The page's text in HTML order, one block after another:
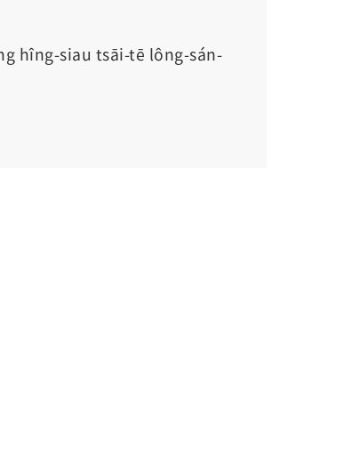
hîng-siau tsāi-tē lông-sán-